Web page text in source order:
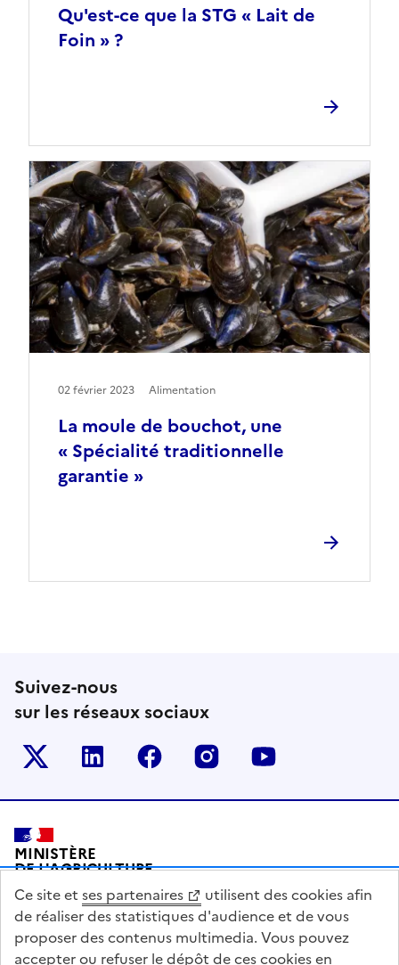
Qu'est-ce que la STG « Lait de
Foin » ?
La moule de bouchot, une
« Spécialité traditionnelle
garantie »
02 février 2023 Alimentation
Suivez-nous
sur les réseaux sociaux
Le ministère sur Twitter
Le ministère sur LinkedIn
Le ministère sur Facebook
Le ministère sur
Pied de page
MINISTÈRE
DE L'AGRICULTURE
DE L'AGRO-ALIMENTAIRE
ET DE LA SOUVERAINETÉ
ALIMENTAIRE
Ce site et ses partenaires
utilisent des cookies afin
de réaliser des statistiques d'audience et de vous
proposer des contenus multimedia. Vous pouvez
accepter ou refuser le dépôt de ces cookies en